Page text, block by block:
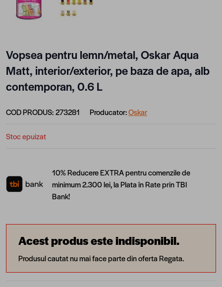
Vopsea pentru lemn/metal, Oskar Aqua
Matt, interior/exterior, pe baza de apa, alb
contemporan, 0.6 L
COD PRODUS:273281 Producator:Oskar
Stoc epuizat
10% Reducere EXTRA pentru comenzile de
minimum 2.300 lei, la Plata în Rate prin TBI
Bank!
Acest produs este indisponibil.
Produsul cautat nu mai face parte din oferta Regata.